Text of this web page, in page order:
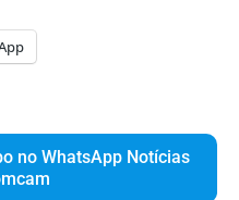
no WhatsApp Notícias